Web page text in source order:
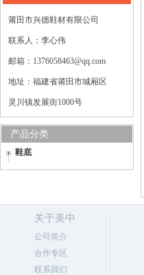
莆田市兴德鞋材有限公司
联系人：李心伟
邮箱：1376058463@qq.com
地址：福建省莆田市城厢区
灵川镇发展街1000号
产品分类
鞋底
关于美中
公司简介
合作专区
联系我们